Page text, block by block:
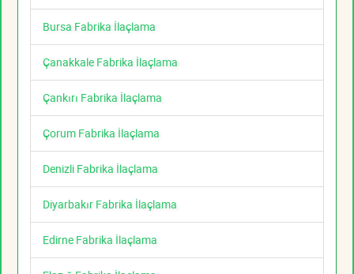
Bursa Fabrika İlaçlama
Çanakkale Fabrika İlaçlama
Çankırı Fabrika İlaçlama
Çorum Fabrika İlaçlama
Denizli Fabrika İlaçlama
Diyarbakır Fabrika İlaçlama
Edirne Fabrika İlaçlama